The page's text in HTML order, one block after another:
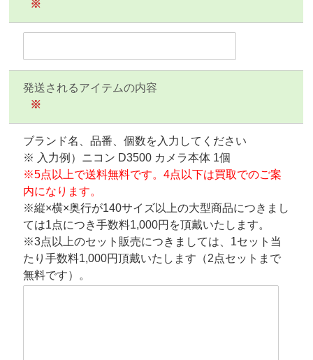
※
発送されるアイテムの内容
※
ブランド名、品番、個数を入力してください
※ 入力例）ニコン D3500 カメラ本体 1個
※5点以上で送料無料です。4点以下は買取でのご案
内になります。
※縦×横×奥行が140サイズ以上の大型商品につきまし
ては1点につき手数料1,000円を頂戴いたします。
※3点以上のセット販売につきましては、1セット当
たり手数料1,000円頂戴いたします（2点セットまで
無料です）。